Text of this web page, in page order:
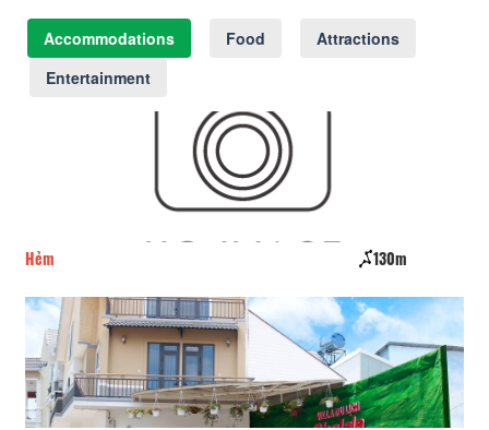
Accommodations Food
Attractions
Entertainment
Hẻm 130m